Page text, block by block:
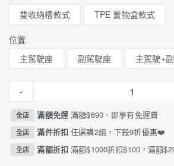
雙收納槽款式
TPE 置物盒款式
位置
主駕駛座
副駕駛座 主駕駛+
-
全店 滿額免運滿額$690．即享有免運費
全店 滿件折扣任選購2組，下殺9折優惠❤️
全店 滿額折扣滿額$1000折扣$100，滿額